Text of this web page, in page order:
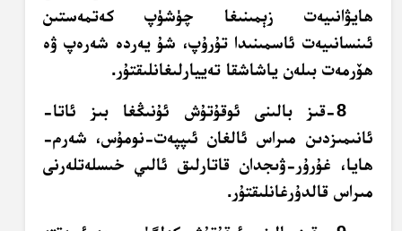
ھايۋانىيەت زېمىنىغا چۈشۈپ كەتمەستىن
ئىنسانىيەت ئاسمىنىدا تۇرۇپ، شۇ يەردە شەرەپ ۋە
ھۆرمەت بىلەن ياشاشقا تەييارلىغانلىقتۇر.
8-قىز بالىنى ئوقۇتۇش ئۇنىڭغا بىز ئاتا-
ئانىمىزدىن مىراس ئالغان ئىپپەت-نومۇس، شەرم-
ھايا، غۇرۇر-ۋىجدان قاتارلىق ئالىي خىسلەتلەرنى
مىراس قالدۇرغانلىقتۇر.